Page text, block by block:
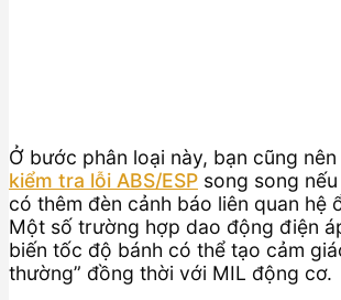
Ở bước phân loại này, bạn cũng
kiểm tra lỗi ABS/ESP song song
có thêm đèn cảnh báo liên quan hệ
Một số trường hợp dao động điện
biến tốc độ bánh có thể tạo cảm
thường” đồng thời với MIL động cơ.